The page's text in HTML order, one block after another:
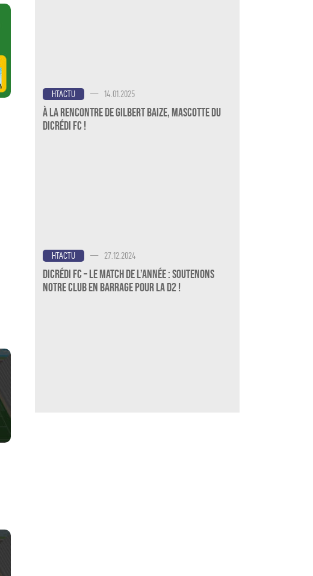
HTACTU — 14.01.2025
À la rencontre de Gilbert Baize, mascotte du
Dicrédi FC !
HTACTU — 27.12.2024
Dicrédi FC – Le Match de l’Année : Soutenons
notre Club en Barrage pour la D2 !